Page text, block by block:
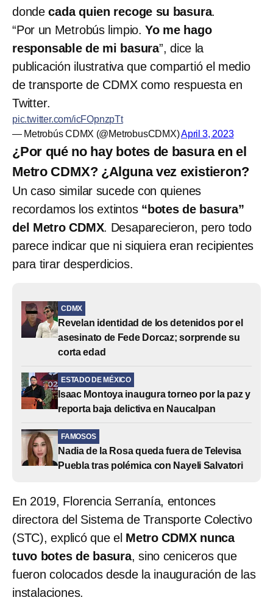
dondecada quien recoge su basura.
“Por un Metrobús limpio. Yo me hago
responsable de mi basura”, dice la
publicación ilustrativa que compartió el medio
de transporte de CDMX como respuesta en
Twitter.
pic.twitter.com/icFOpnzpTt
— Metrobús CDMX (@MetrobusCDMX)April 3, 2023
¿Por qué no hay botes de basura en el
Metro CDMX? ¿Alguna vez existieron?
Un caso similar sucede con quienes
recordamos los extintos “botes de basura”
del Metro CDMX. Desaparecieron, pero todo
parece indicar que ni siquiera eran recipientes
para tirar desperdicios.
CDMX
Revelan identidad de los detenidos por el
asesinato de Fede Dorcaz; sorprende su
corta edad
ESTADO DE MÉXICO
Isaac Montoya inaugura torneo por la paz y
reporta baja delictiva en Naucalpan
FAMOSOS
Nadia de la Rosa queda fuera de Televisa
Puebla tras polémica con Nayeli Salvatori
En 2019, Florencia Serranía, entonces
directora del Sistema de Transporte Colectivo
(STC), explicó que el Metro CDMX nunca
tuvo botes de basura, sino ceniceros que
fueron colocados desde la inauguración de las
instalaciones.